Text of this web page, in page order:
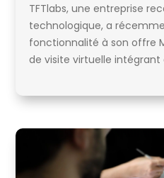
TFTlabs, une entreprise
technologique, a
fonctionnalité à son offre
de visite virtuelle intégrant